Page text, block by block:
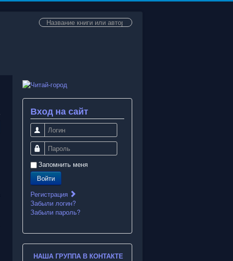
Искать...
Вход на сайт
Логин
Пароль
Запомнить меня
Войти
Регистрация
Забыли логин?
Забыли пароль?
НАША ГРУППА В КОНТАКТЕ